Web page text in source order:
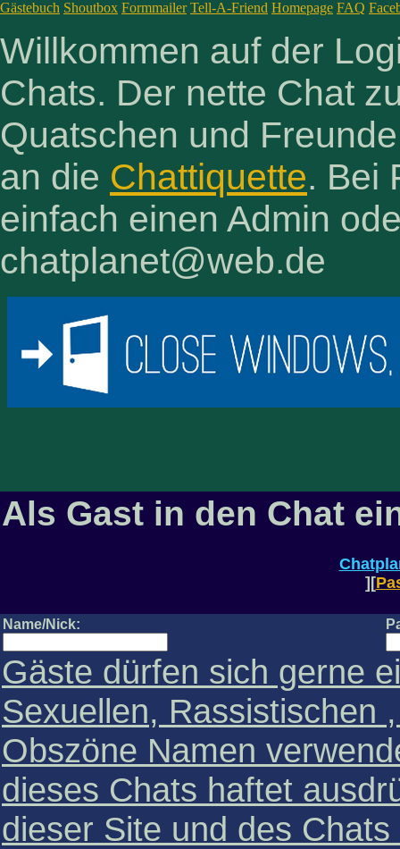
Gästebuch Shoutbox Formmailer Tell-A-Friend Homepage FAQ
Willkommen auf der
Chats. Der nette Chat
Quatschen und
an die Chattiquette. Bei
einfach einen Admin
chatplanet@web.de
Als Gast in den Chat
][
Name/Nick:
Gäste dürfen sich gerne
Sexuellen, Rassistischen
Obszöne Namen
dieses Chats haftet
dieser Site und des Chats